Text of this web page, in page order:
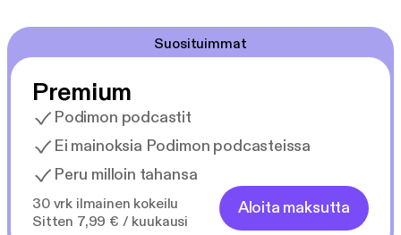
Suosituimmat
Premium
Podimon podcastit
Ei mainoksia Podimon podcasteissa
Peru milloin tahansa
30 vrk ilmainen kokeilu
Sitten 7,99 € / kuukausi
Aloita maksutta